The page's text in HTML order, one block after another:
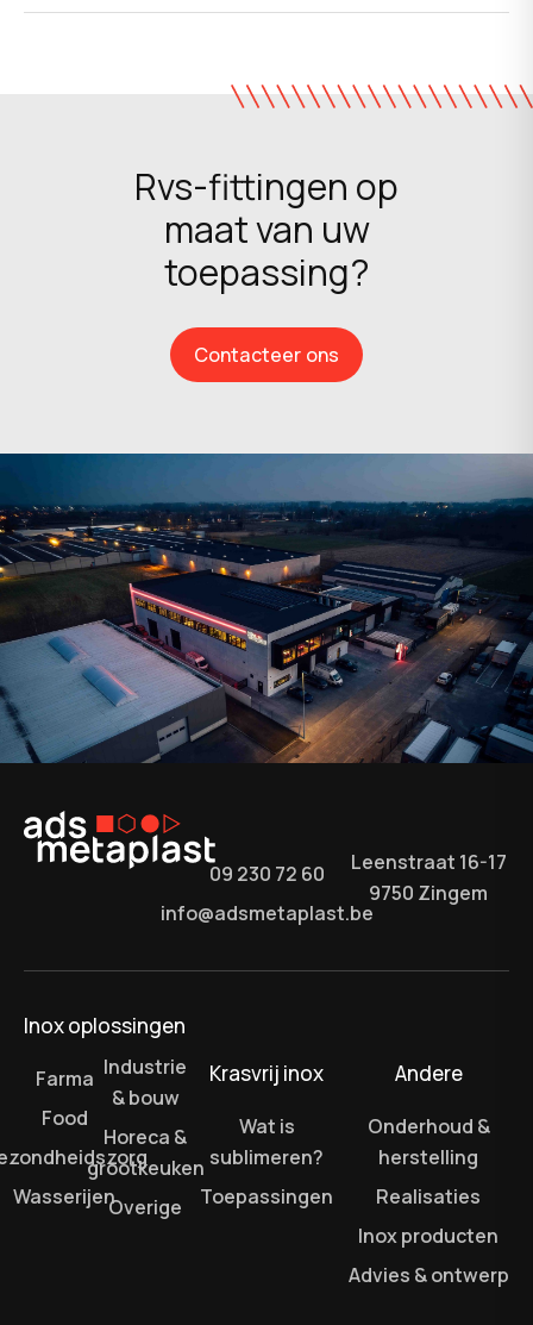
Rvs-fittingen op
maat van uw
toepassing?
Contacteer ons
09 230 72 60
info@adsmetaplast.be
Leenstraat 16-17
9750 Zingem
Inox oplossingen
Farma
Food
Wasserijen
Industrie
& bouw
Horeca &
grootkeuken
Overige
Krasvrij inox
Wat is
sublimeren?
Toepassingen
Andere
Onderhoud &
herstelling
Realisaties
Inox producten
Advies & ontwerp